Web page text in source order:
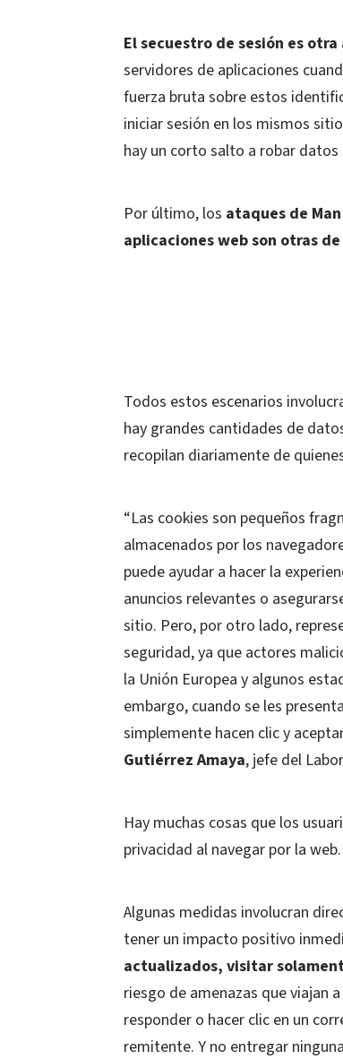
El secuestro de sesión es otra
servidores de aplicaciones
fuerza bruta sobre estos
iniciar sesión en los mismos
hay un corto salto a robar
Por último, los ataques de
aplicaciones web son otras
Todos estos escenarios
hay grandes cantidades de
recopilan diariamente de
“Las cookies son pequeños
almacenados por los
puede ayudar a hacer la
anuncios relevantes o
sitio. Pero, por otro lado,
seguridad, ya que actores
la Unión Europea y algunos
embargo, cuando se les
simplemente hacen clic y
Gutiérrez Amaya, jefe del
Hay muchas cosas que los
privacidad al navegar por la web.
Algunas medidas involucran
tener un impacto positivo
actualizados, visitar
riesgo de amenazas que viajan
responder o hacer clic en un
remitente. Y no entregar